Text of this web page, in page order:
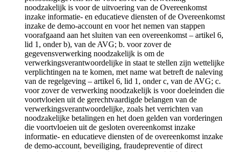
noodzakelijk is voor de uitvoering van de Overeenkomst
inzake informatie- en educatieve diensten of de Overeenkomst
inzake de demo-account en voor het nemen van stappen
voorafgaand aan het sluiten van een overeenkomst – artikel 6,
lid 1, onder b), van de AVG; b. voor zover de
gegevensverwerking noodzakelijk is om de
verwerkingsverantwoordelijke in staat te stellen zijn wettelijke
verplichtingen na te komen, met name wat betreft de naleving
van de regelgeving – artikel 6, lid 1, onder c, van de AVG; c.
voor zover de verwerking noodzakelijk is voor doeleinden die
voortvloeien uit de gerechtvaardigde belangen van de
verwerkingsverantwoordelijke, zoals het verrichten van
noodzakelijke betalingen en het doen gelden van vorderingen
die voortvloeien uit de gesloten overeenkomst inzake
informatie- en educatieve diensten of de overeenkomst inzake
de demo-account, beveiliging, fraudepreventie of direct